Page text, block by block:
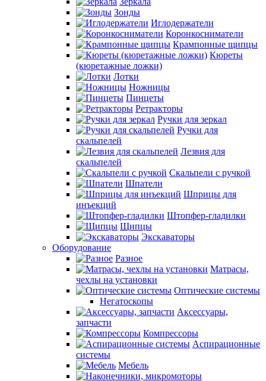
Зонды
Иглодержатели
Коронкосниматели
Крампонные щипцы
Кюреты
(кюретажные ложки)
Лотки
Ножницы
Пинцеты
Ретракторы
Ручки для зеркал
Ручки для
скальпелей
Лезвия для
скальпелей
Скальпели с ручкой
Шпатели
Шприцы для
инъекций
Штопфер-гладилки
Щипцы
Экскаваторы
Оборудование
Разное
Матрасы,
чехлы на установки
Оптические системы
Негатоскопы
Аксессуары,
запчасти
Компрессоры
Аспирационные
системы
Мебель